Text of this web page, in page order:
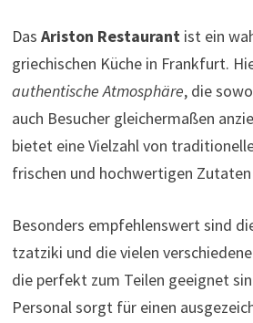
Das Ariston Restaurantist ein
griechischen Küche in Frankfurt.
authentische Atmosphäre, die
auch Besucher gleichermaßen
bietet eine Vielzahl von
frischen und hochwertigen
Besonders empfehlenswert sind
tzatziki und die vielen
die perfekt zum Teilen geeignet
Personal sorgt für einen